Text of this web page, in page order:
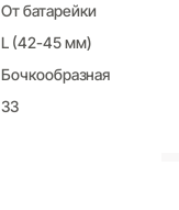
От батарейки
L (42-45 мм)
Бочкообразная
33